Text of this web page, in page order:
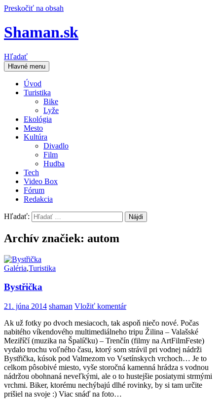
Preskočiť na obsah
Shaman.sk
Hľadať
Hlavné menu
Úvod
Turistika
Bike
Lyže
Ekológia
Mesto
Kultúra
Divadlo
Film
Hudba
Tech
Video Box
Fórum
Redakcia
Hľadať:
Archív značiek: autom
Galéria,Turistika
Bystřička
21. júna 2014 shaman Vložiť komentár
Ak už fotky po dvoch mesiacoch, tak aspoň niečo nové. Počas
nabitého víkendového multimediálneho tripu Žilina – Valašské
Meziříčí (muzika na Špalíčku) – Trenčín (filmy na ArtFilmFeste)
vydalo trochu voľného času, ktorý som strávil pri vodnej nádrži
Bystřička, kúsok pod Valmezom vo Vsetínskych vrchoch… Je to
celkom pôsobivé miesto, vyše storočná kamenná hrádza s vodnou
nádržou obohnaná neveľkými, ale o to hustejšie posiatymi strmými
vrchmi. Biker, ktorému nechýbajú dlhé rovinky, by si tam určite
prišiel na svoje :) Viac snáď na foto…